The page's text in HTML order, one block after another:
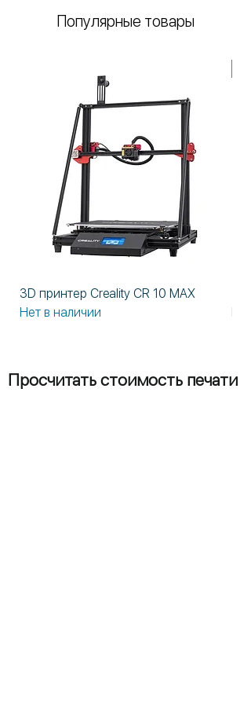
Популярные товары
3D принтер Creality CR 10 MAX
Нет в наличии
Просчитать стоимость печати